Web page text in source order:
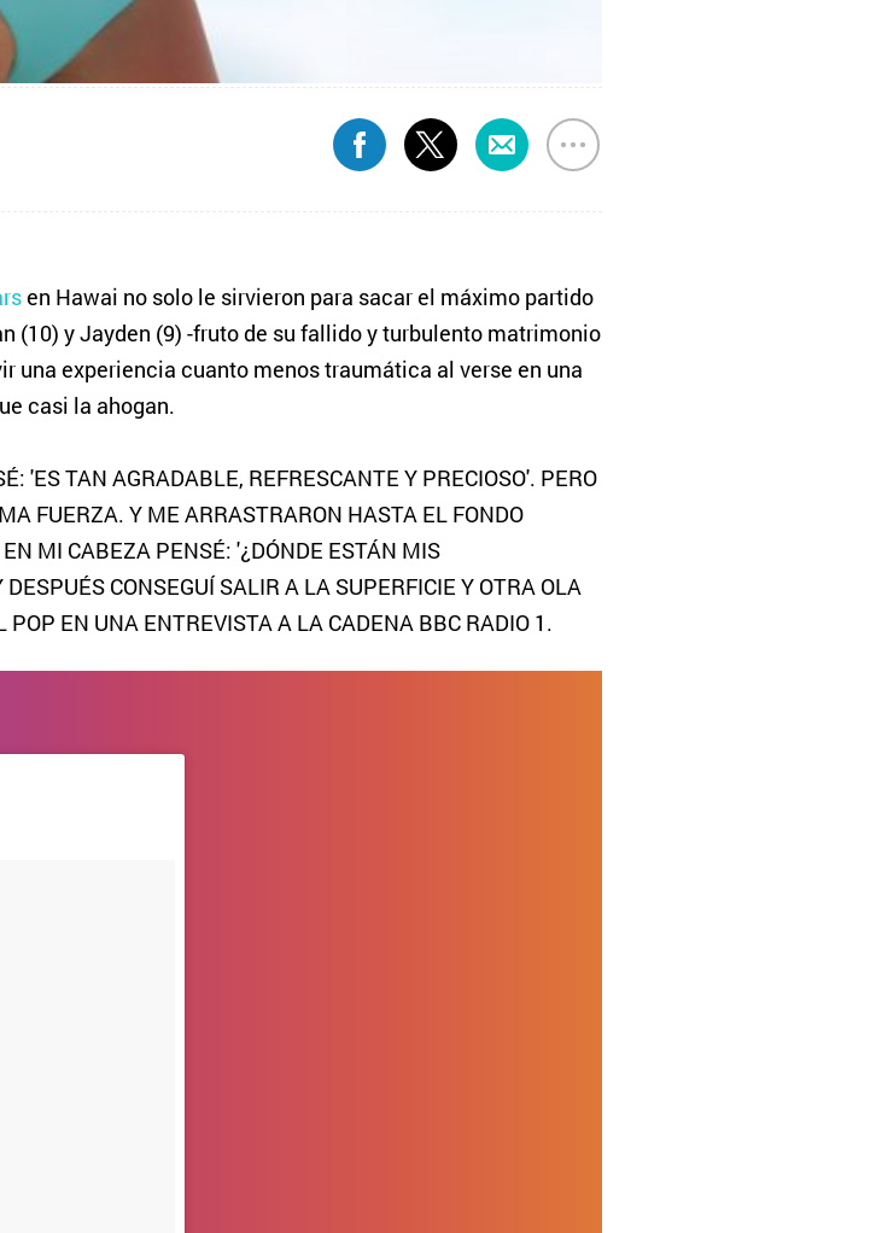
en Hawai no solo le sirvieron para sacar el máximo partido
(10) y Jayden (9) -fruto de su fallido y turbulento matrimonio
una experiencia cuanto menos traumática al verse en una
casi la ahogan.
'ES TAN AGRADABLE, REFRESCANTE Y PRECIOSO'. PERO
FUERZA. Y ME ARRASTRARON HASTA EL FONDO
MI CABEZA PENSÉ: '¿DÓNDE ESTÁN MIS
CONSEGUÍ SALIR A LA SUPERFICIE Y OTRA OLA
EN UNA ENTREVISTA A LA CADENA BBC RADIO 1.